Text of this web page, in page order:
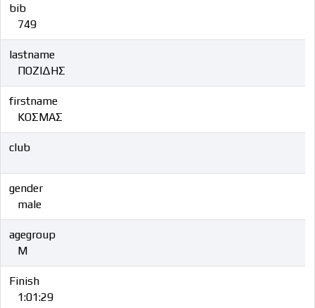
bib
749
lastname
ΠΟΖΙΔΗΣ
firstname
ΚΟΣΜΑΣ
club
gender
male
agegroup
M
Finish
1:01:29